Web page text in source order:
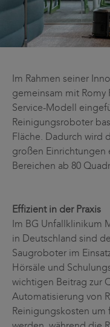
Im Rahmen seiner
gemeinsam mit Romy
Service-Modell
Reinigungsroboter
Fläche. Dadurch wird
großen Einrichtungen
Bereichen ab 80
Effizient in der Praxis
Im BG Unfallklinikum
in Deutschland sind
Saugroboter im
Hörsäle und
wichtigen Beitrag zur
Automatisierung von
Reinigungskosten um